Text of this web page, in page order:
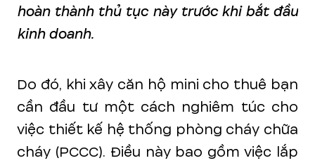
hoàn thành thủ tục này trước khi bắt đầu
kinh doanh.
Do đó, khi xây căn hộ mini cho thuê bạn
cần đầu tư một cách nghiêm túc cho
việc thiết kế hệ thống phòng cháy chữa
cháy (PCCC). Điều này bao gồm việc lắp